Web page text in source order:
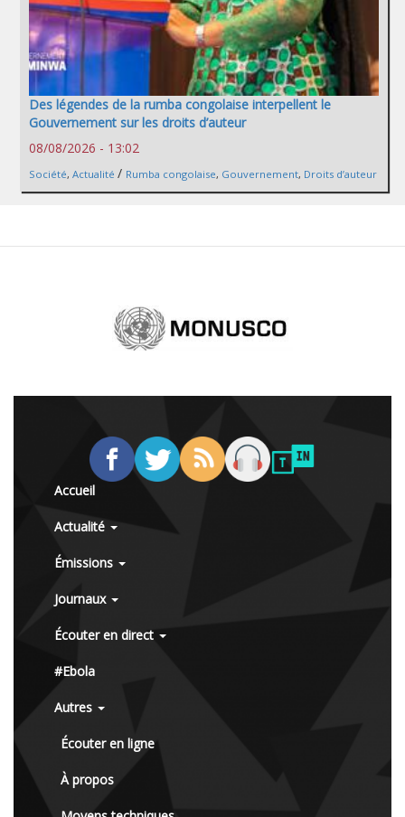
Des légendes de la rumba congolaise interpellent le
Gouvernement sur les droits d’auteur
08/08/2026 - 13:02
Société, Actualité / Rumba congolaise, Gouvernement, Droits d’auteur
Accueil
Actualité
Émissions
Journaux
Écouter en direct
#Ebola
Autres
Écouter en ligne
À propos